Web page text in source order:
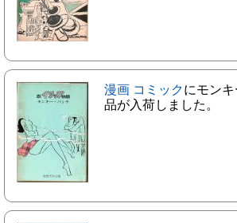
漫画 コミックにモン
品が入荷しました。